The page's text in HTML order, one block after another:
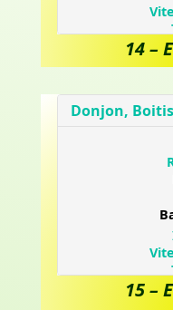
14 –
15 –